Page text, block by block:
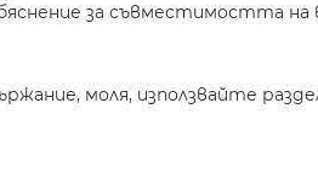
за съвместимостта на
моля, използвайте